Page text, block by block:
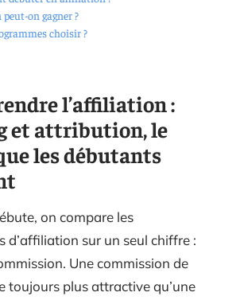
on gagner ?
choisir ?
l’affiliation :
et attribution, le
les débutants
on compare les
d’affiliation sur un seul chiffre :
Une commission de
toujours plus attractive qu’une